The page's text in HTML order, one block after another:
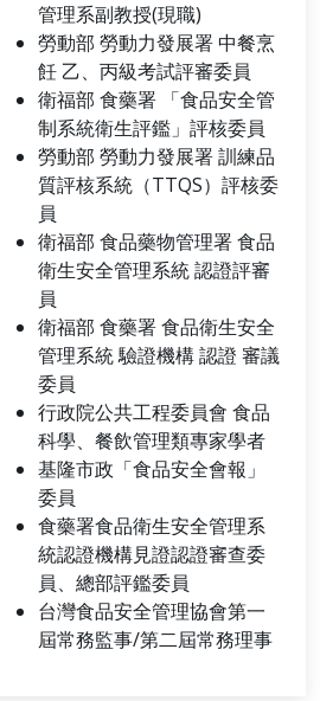
管理系副教授(現職)
勞動部 勞動力發展署 中餐烹
飪 乙、丙級考試評審委員
衛福部 食藥署 「食品安全管
制系統衛生評鑑」評核委員
勞動部 勞動力發展署 訓練品
質評核系統（TTQS）評核委
員
衛福部 食品藥物管理署 食品
衛生安全管理系統 認證評審
員
衛福部 食藥署 食品衛生安全
管理系統 驗證機構 認證 審議
委員
行政院公共工程委員會 食品
科學、餐飲管理類專家學者
基隆市政「食品安全會報」
委員
食藥署食品衛生安全管理系
統認證機構見證認證審查委
員、總部評鑑委員
台灣食品安全管理協會第一
屆常務監事/第二屆常務理事